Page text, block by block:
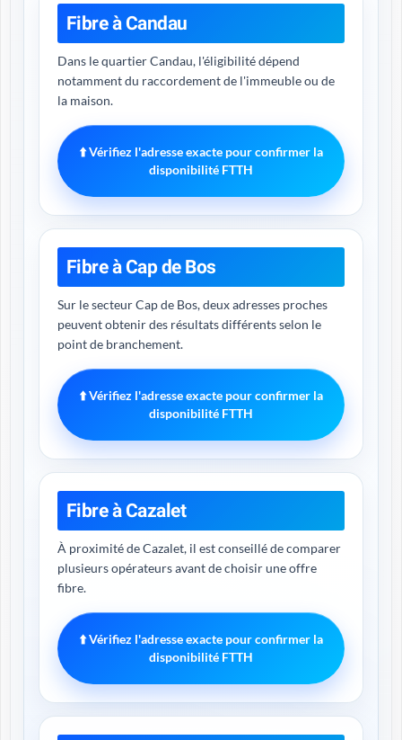
Fibre à Candau
Dans le quartier Candau, l'éligibilité dépend
notamment du raccordement de l'immeuble ou de
la maison.
⬆️ Vérifiez l'adresse exacte pour confirmer la
disponibilité FTTH
Fibre à Cap de Bos
Sur le secteur Cap de Bos, deux adresses proches
peuvent obtenir des résultats différents selon le
point de branchement.
⬆️ Vérifiez l'adresse exacte pour confirmer la
disponibilité FTTH
Fibre à Cazalet
À proximité de Cazalet, il est conseillé de comparer
plusieurs opérateurs avant de choisir une offre
fibre.
⬆️ Vérifiez l'adresse exacte pour confirmer la
disponibilité FTTH